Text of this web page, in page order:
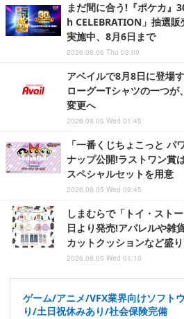
まだ間に合う!『ポケカ』
h CELEBRATION」抽選
実施中、8月6日まで
2026.08.06 Thu 03:00
アベイルで8月8日に登場
ローグーTシャツの一つ
変更へ
2026.08.05 Wed 01:45
「一番くじちょこっと パ
ナップ公開!ラストワン賞
スペシャルセットを用意
2026.08.05 Wed 09:45
しまむらで「トイ・スト
日より発売!アパレルや雑
カットクッションなど盛
2026.08.05 Wed 01:10
ゲーム/アニメ/VFX業界向けソフト
り/土日祝休みあり/社会保険完備